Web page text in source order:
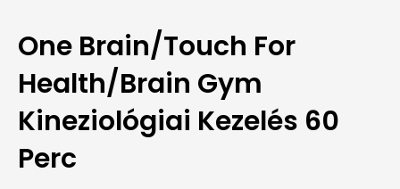
One Brain/Touch For
Health/Brain Gym
Kineziológiai Kezelés 60
Perc